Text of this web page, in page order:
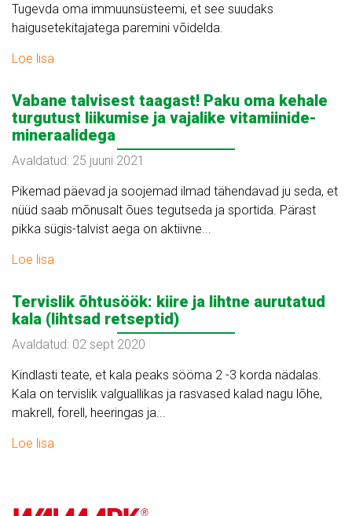
Tugevda oma immuunsüsteemi, et see suudaks
haigusetekitajatega paremini võidelda.
Loe lisa
Vabane talvisest taagast! Paku oma kehale
turgutust liikumise ja vajalike vitamiinide-
mineraalidega
Avaldatud: 25 juuni 2021
Pikemad päevad ja soojemad ilmad tähendavad ju seda, et
nüüd saab mõnusalt õues tegutseda ja sportida. Pärast
pikka sügis-talvist aega on aktiivne...
Loe lisa
Tervislik õhtusöök: kiire ja lihtne aurutatud
kala (lihtsad retseptid)
Avaldatud: 02 sept 2020
Kindlasti teate, et kala peaks sööma 2 -3 korda nädalas.
Kala on tervislik valguallikas ja rasvased kalad nagu lõhe,
makrell, forell, heeringas ja...
Loe lisa